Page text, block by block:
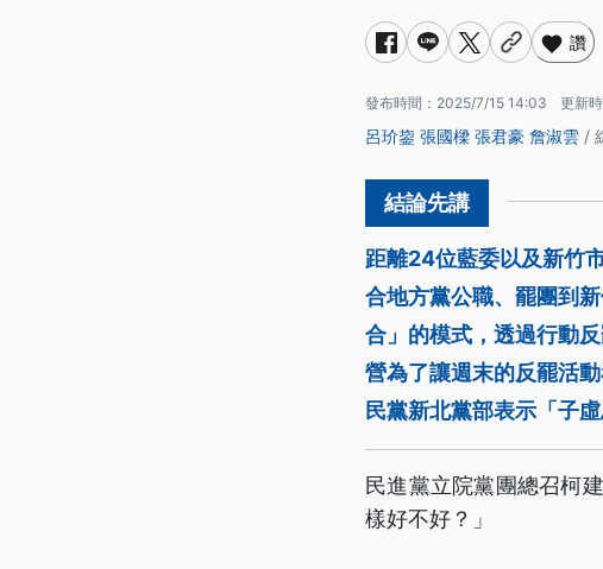
讚
發布時間： 2025/7/15 14:03 更新時
呂玠鋆 張國樑 張君豪 詹淑雲 /
距離24位藍委以及新竹
合地方黨公職、罷團到
合」的模式，透過行動
營為了讓週末的反罷活
民黨新北黨部表示「子
民進黨立院黨團總召柯
樣好不好？」